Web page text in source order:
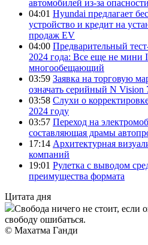
автомобилей из-за
04:01 Hyundai предлагает
устройство и кредит на
продаж EV
04:00 Предварительный
2024 года: Все еще не мини
многообещающий
03:59 Заявка на торговую
означать серийный N Vision
03:58 Слухи о
2024 году
03:57 Переход на
составляющая драмы
17:14 Архитектурная
компаний
19:01 Рулетка с выводом
преимущества формата
Цитата дня
Свобода ничего не стоит, если
свободу ошибаться.
© Махатма Ганди